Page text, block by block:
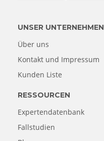
UNSER UNTERNEHMEN
Über uns
Kontakt und Impressum
Kunden Liste
RESSOURCEN
Expertendatenbank
Fallstudien